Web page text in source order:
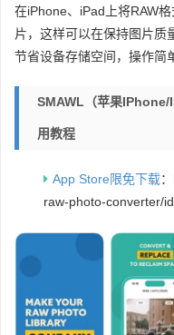
在iPhone、iPad上将RAW
片，这样可以在保持图片质
节省设备存储空间，操作简
SMAWL（苹果
用教程
App Store限免下载
raw-photo-converter/